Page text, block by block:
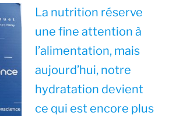
La nutrition réserve
une fine attention à
l’alimentation, mais
aujourd’hui, notre
hydratation devient
ce qui est encore plus